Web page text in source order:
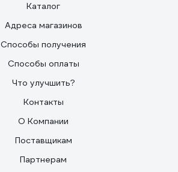
Каталог
Адреса магазинов
Способы получения
Способы оплаты
Что улучшить?
Контакты
О Компании
Поставщикам
Партнерам